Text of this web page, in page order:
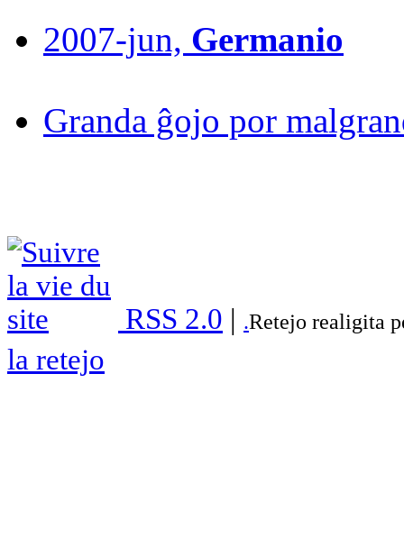
2007-jun, Germanio
Granda ĝojo por
RSS 2.0 | .Retejo realigita
la retejo